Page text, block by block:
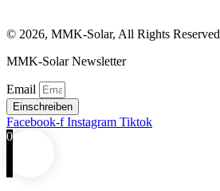
© 2026, MMK-Solar, All Rights Reserved
MMK-Solar Newsletter
Email
Einschreiben
Facebook-f Instagram Tiktok
0